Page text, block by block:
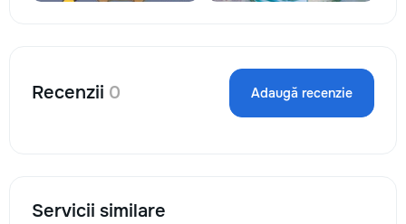
Recenzii 0 Adaugă recenzie
Servicii similare